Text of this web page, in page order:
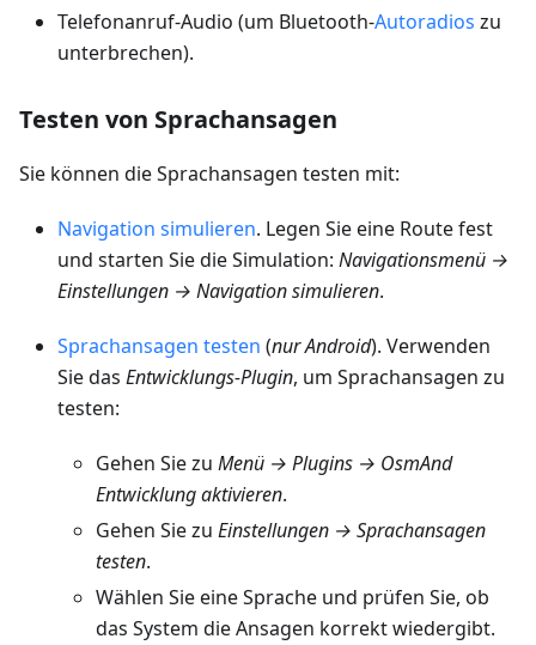
Telefonanruf-Audio (um Bluetooth-Autoradios zu
unterbrechen).
Testen von Sprachansagen
Sie können die Sprachansagen testen mit:
Navigation simulieren. Legen Sie eine Route fest
und starten Sie die Simulation: Navigationsmenü →
Einstellungen → Navigation simulieren.
Sprachansagen testen (nur Android). Verwenden
Sie das Entwicklungs-Plugin, um Sprachansagen zu
testen:
Gehen Sie zu Menü → Plugins → OsmAnd
Entwicklung aktivieren.
Gehen Sie zu Einstellungen → Sprachansagen
testen.
Wählen Sie eine Sprache und prüfen Sie, ob
das System die Ansagen korrekt wiedergibt.